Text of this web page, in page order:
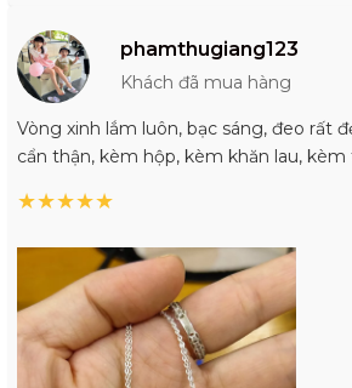
phamthugiang123
Khách đã mua hàng
Vòng xinh lắm luôn, bạc sáng, đeo rất
cẩn thận, kèm hộp, kèm khăn lau,
★★★★★